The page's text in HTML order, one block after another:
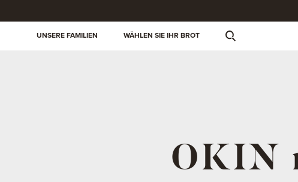
UNSERE FAMILIEN WÄHLEN SIE IHR BROT
OKIN